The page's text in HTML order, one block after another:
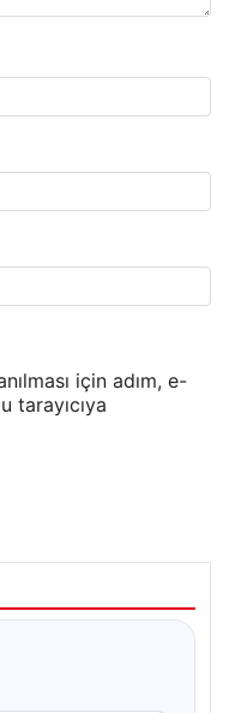
için adım, e-
tarayıcıya